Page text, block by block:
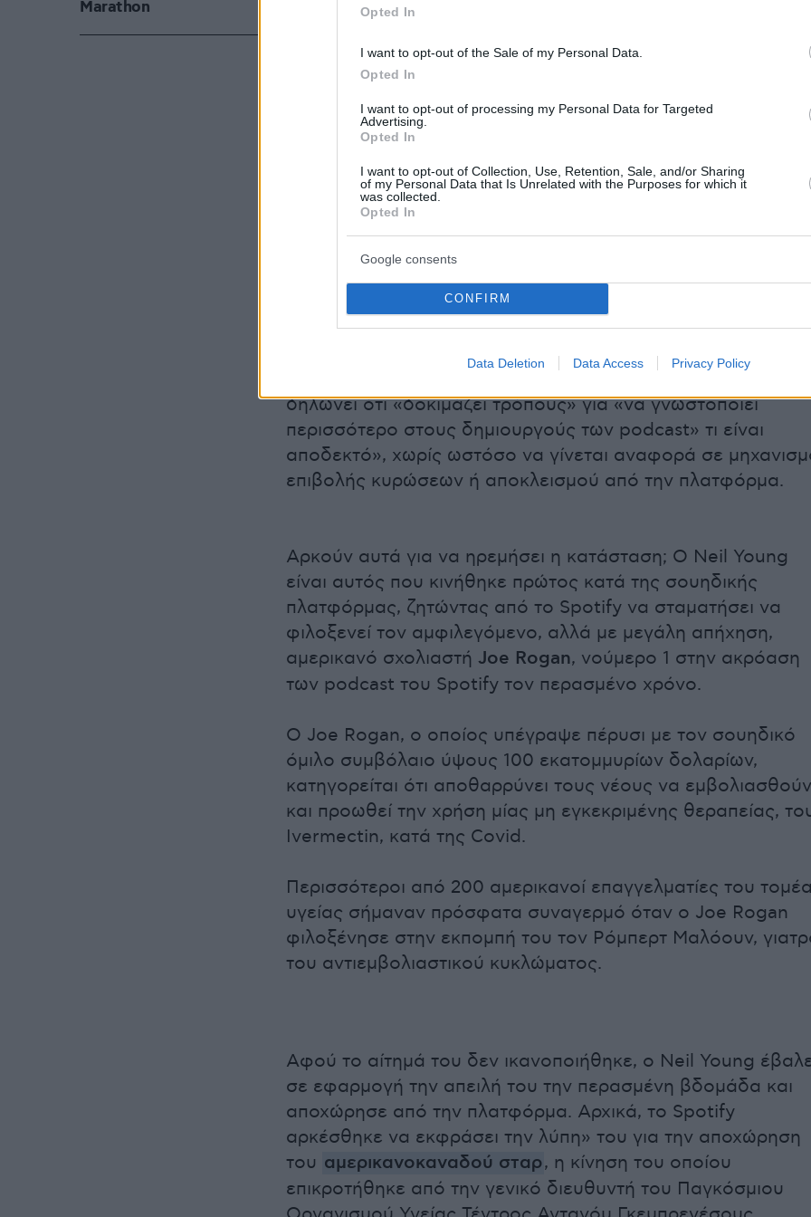
Opted In
I want to opt-out of the Sale of my Personal Data.
Opted In
I want to opt-out of processing my Personal Data for Targeted
Advertising.
Opted In
I want to opt-out of Collection, Use, Retention, Sale, and/or Sharing
of my Personal Data that Is Unrelated with the Purposes for which it
was collected.
Opted In
Google consents
CONFIRM
Data Deletion Data Access Privacy Policy
A post shared by Joe Rogan (@joerogan)
δηλώνει ότι «δοκιμάζει τρόπους» για «να γνωστοποιεί
περισσότερο στους δημιουργούς των podcast» τι είναι
αποδεκτό», χωρίς ωστόσο να γίνεται αναφορά σε
επιβολής κυρώσεων ή αποκλεισμού από την πλατφόρμα.
Αρκούν αυτά για να ηρεμήσει η κατάσταση; Ο Neil Young
είναι αυτός που κινήθηκε πρώτος κατά της σουηδικής
πλατφόρμας, ζητώντας από το Spotify να σταματήσει να
φιλοξενεί τον αμφιλεγόμενο, αλλά με μεγάλη απήχηση,
αμερικανό σχολιαστή Joe Rogan, νούμερο 1 στην ακρόαση
των podcast του Spotify τον περασμένο χρόνο.
Ο Joe Rogan, ο οποίος υπέγραψε πέρυσι με τον σουηδικό
όμιλο συμβόλαιο ύψους 100 εκατομμυρίων δολαρίων,
κατηγορείται ότι αποθαρρύνει τους νέους να εμβολιασθούν
και προωθεί την χρήση μίας μη εγκεκριμένης θεραπείας,
Ivermectin, κατά της Covid.
Περισσότεροι από 200 αμερικανοί επαγγελματίες του
υγείας σήμαναν πρόσφατα συναγερμό όταν ο Joe Rogan
φιλοξένησε στην εκπομπή του τον Ρόμπερτ Μαλόουν,
του αντιεμβολιαστικού κυκλώματος.
Αφού το αίτημά του δεν ικανοποιήθηκε, ο Neil Young
σε εφαρμογή την απειλή του την περασμένη βδομάδα και
αποχώρησε από την πλατφόρμα. Αρχικά, το Spotify
αρκέσθηκε να εκφράσει την λύπη» του για την αποχώρηση
του αμερικανοκαναδού σταρ, η κίνηση του οποίου
επικροτήθηκε από την γενικό διευθυντή του Παγκόσμιου
Marathon